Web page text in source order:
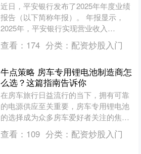
近日，平安银行发布了2025年年度业绩
报告（以下简称年报）。 年报显示，
2025年，平安银行实现营业收入
1314.42亿元，同比下降10.4%，实现净
利润426....
查看： 174 分类： 配资炒股入门
牛点策略 房车专用锂电池制造商怎
么选？这篇指南告诉你
在房车旅行日益流行的当下，拥有可靠
的电源供应至关重要，房车专用锂电池
的选择成为众多房车爱好者关注的焦
点。市场上房车专用锂电池制造商众
多，究竟哪家规模大、技术强、....
查看： 109 分类： 配资炒股入门